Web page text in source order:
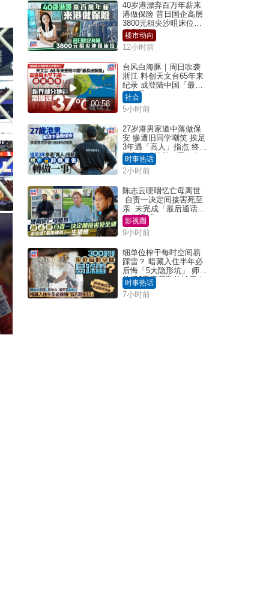
40岁港漂弃百万年薪来
港做保险 昔日国企高层
3800元租尖沙咀床位｜
租盘Million
楼市动向
12小时前
00:58
台风白海豚｜周日吹袭
浙江 料创天文台65年来
纪录 成登陆中国「最长
途台风」
社会
5小时前
27岁港男家道中落做保
安 惨遭旧同学嘲笑 挨足
3年遇「高人」指点 终辞
职宣告「转做一事」｜
Juicy叮
时事热话
2小时前
陈志云哽咽忆亡母离世
自责一决定间接害死至
亲 未完成「最后通话」
一生遗憾
影视圈
9小时前
细单位榨干每吋空间易
踩雷？ 暗藏入住半年必
后悔「5大隐形坑」 师傅
传授6字家居装修锦囊｜
Juicy叮
时事热话
7小时前